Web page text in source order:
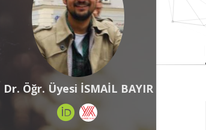
Dr. Öğr. Üyesi İSMAİL BAYIR